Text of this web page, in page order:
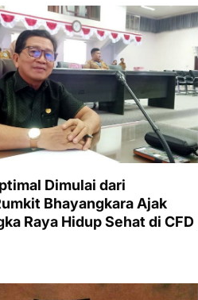
Dimulai dari
Bhayangkara Ajak
Raya Hidup Sehat di CFD